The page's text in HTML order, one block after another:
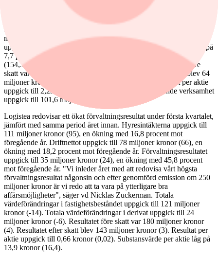
jämfört med första kvartalet föregående år. Efter en intensiv höst
med ett stort fokus på strukturella förändringar för att skapa en mer
effektiv och anpassad organisation ser vi en stabilisering i
beläggningsgrad, ett styrkebesked givet nuvarande
marknadsförutsättningar", säger vd Per Wallentin. Ebita-resultatet
uppgick till 136,3 miljoner kronor (197,2), med en ebita-marginal på
7,7 procent (10,0). Rörelseresultatet blev 94,8 miljoner kronor
(154,5). Rörelsemarginalen var 5,4 procent (7,8). Resultatet före
skatt var 82,2 miljoner kronor (133,3). Resultatet efter skatt blev 64
miljoner kronor (104,1), analytikerkonsensus 70. Resultat per aktie
uppgick till 2,23 kronor (3,64). Kassaflödet från löpande verksamhet
uppgick till 101,6 miljoner kronor (106,5).
Logistea redovisar ett ökat förvaltningsresultat under första kvartalet,
jämfört med samma period året innan. Hyresintäkterna uppgick till
111 miljoner kronor (95), en ökning med 16,8 procent mot
föregående år. Driftnettot uppgick till 78 miljoner kronor (66), en
ökning med 18,2 procent mot föregående år. Förvaltningsresultatet
uppgick till 35 miljoner kronor (24), en ökning med 45,8 procent
mot föregående år. "Vi inleder året med att redovisa vårt högsta
förvaltningsresultat någonsin och efter genomförd emission om 250
miljoner kronor är vi redo att ta vara på ytterligare bra
affärsmöjligheter", säger vd Nicklas Zuckerman. Totala
värdeförändringar i fastighetsbeståndet uppgick till 121 miljoner
kronor (-14). Totala värdeförändringar i derivat uppgick till 24
miljoner kronor (-6). Resultatet före skatt var 180 miljoner kronor
(4). Resultatet efter skatt blev 143 miljoner kronor (3). Resultat per
aktie uppgick till 0,66 kronor (0,02). Substansvärde per aktie låg på
13,9 kronor (16,4).